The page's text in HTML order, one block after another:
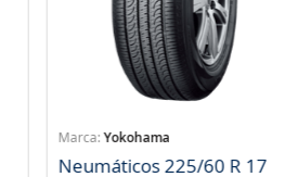
Yokohama
Neumáticos 225/60 R 17